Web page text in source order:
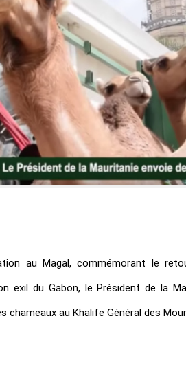
au Magal, commémorant le
exil du Gabon, le Président de la
chameaux au Khalife Général des